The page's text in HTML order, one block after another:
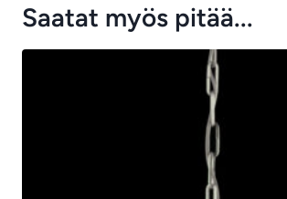
Saatat myös pitää...